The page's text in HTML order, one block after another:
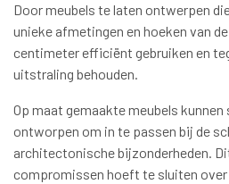
Door meubels te laten ontwerpen
unieke afmetingen en hoeken van
centimeter efficiënt gebruiken en
uitstraling behouden.
Op maat gemaakte meubels
ontworpen om in te passen bij de
architectonische bijzonderheden.
compromissen hoeft te sluiten